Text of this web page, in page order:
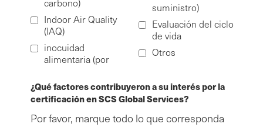
carbono)
Indoor Air Quality
(IAQ)
inocuidad
alimentaria (por
suministro)
Evaluación del ciclo
de vida
Otros
¿Qué factores contribuyeron a su interés por la
certificación en SCS Global Services?
Por favor, marque todo lo que corresponda